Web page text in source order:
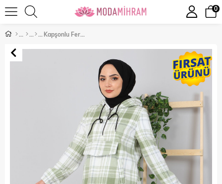
0
Kapşonlu Fermuarlı Polar Sweatshirt Yeşil 10901